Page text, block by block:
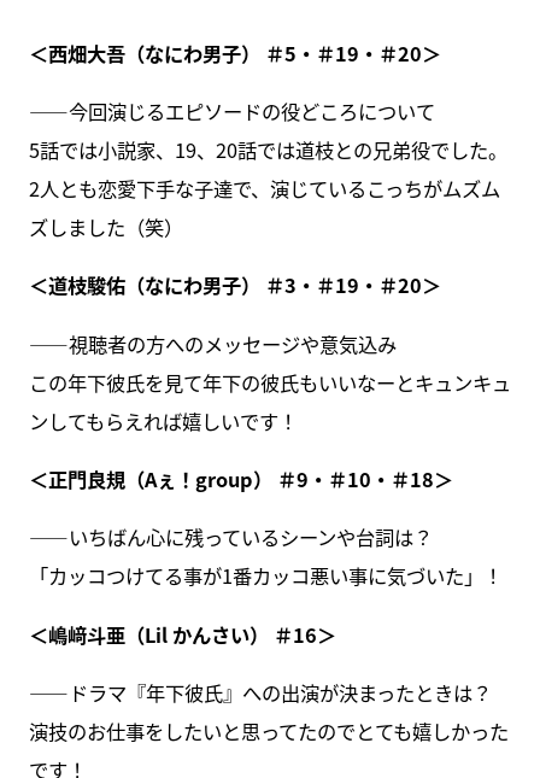
＜西畑大吾（なにわ男子） ＃5・＃19・＃20＞
――今回演じるエピソードの役どころについて
5話では小説家、19、20話では道枝との兄弟役でした。
2人とも恋愛下手な子達で、演じているこっちがムズム
ズしました（笑）
＜道枝駿佑（なにわ男子） ＃3・＃19・＃20＞
――視聴者の方へのメッセージや意気込み
この年下彼氏を見て年下の彼氏もいいなーとキュンキュ
ンしてもらえれば嬉しいです！
＜正門良規（Aぇ！group） ＃9・＃10・＃18＞
――いちばん心に残っているシーンや台詞は？
「カッコつけてる事が1番カッコ悪い事に気づいた」！
＜嶋﨑斗亜（Lil かんさい） ＃16＞
――ドラマ『年下彼氏』への出演が決まったときは？
演技のお仕事をしたいと思ってたのでとても嬉しかった
です！